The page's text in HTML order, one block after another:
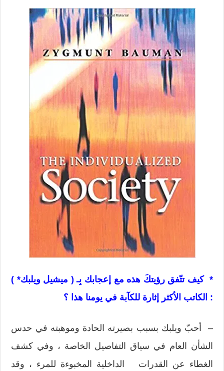
* كيف تتّفق رؤيتكَ هذه مع إعجابك بِـ ( ميشيل ويلبك* )
: الكاتب الأكثر إثارة للكآبة في يومنا هذا ؟
– أحبّ ويلبك بسبب بصيرته الحادة وموهبته في حدس
الشأن العام في سياق التفاصيل الخاصة ، وفي كشف
الغطاء عن القدرات الداخلية المخبوءة للمرء ، وقد